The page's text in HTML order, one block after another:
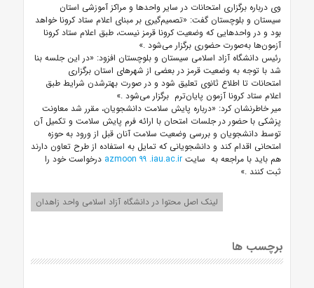
وی درباره برگزاری امتحانات در سایر واحد‌ها و مراکز آموزشی استان
سیستان و بلوچستان گفت: «تصمیم‌گیری بر مبنای اعلام ستاد کرونا خواهد
بود و در واحد‌هایی که وضعیت کرونا قرمز نیست، طبق اعلام ستاد کرونا
آزمون‌ها به‌صورت حضوری برگزار می‌شود .»
رئیس دانشگاه آزاد اسلامی سیستان و بلوچستان افزود: «در این جلسه بنا
شد با توجه به وضعیت قرمز در بعضی از شهرهای استان برگزاری
امتحانات تا اطلاع ثانوی تعلیق شود و در صورت بهترشدن شرایط طبق
اعلام ستاد کرونا آزمون پایان‌ترم برگزار می‌شود .»
میر خاطرنشان کرد: «درباره پایش سلامت دانشجویان، مقرر شد معاونت
پزشکی با حضور در جلسات امتحان با ارائه فرم پایش سلامت و تکمیل آن
توسط دانشجویان و بررسی وضعیت سلامت آنان قبل از ورود به حوزه
امتحانی اقدام کند و دانشجویانی که تمایل به استفاده از طرح تعاون دارند
هم باید با مراجعه به سایت
azmoon۹۹ .iau.ac.ir
درخواست خود را
ثبت کنند .»
لینک اصل محتوا در دانشگاه آزاد اسلامی واحد زاهدان
برچسب ها